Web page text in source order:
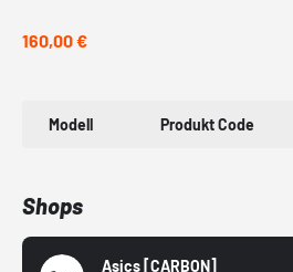
160,00 €
Modell Produkt Code
Shops
Asics [CARBON]